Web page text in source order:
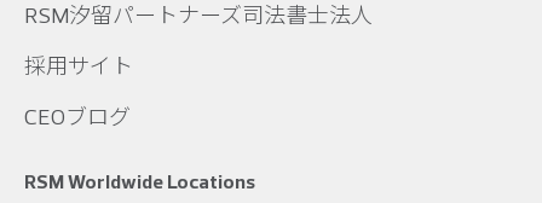
RSM汐留パートナーズ司法書士法人
採用サイト
CEOブログ
RSM Worldwide Locations